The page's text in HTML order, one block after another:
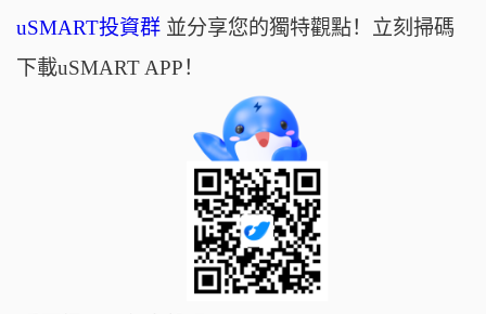
uSMART投資群並分享您的獨特觀點！立刻掃碼
下載uSMART APP！